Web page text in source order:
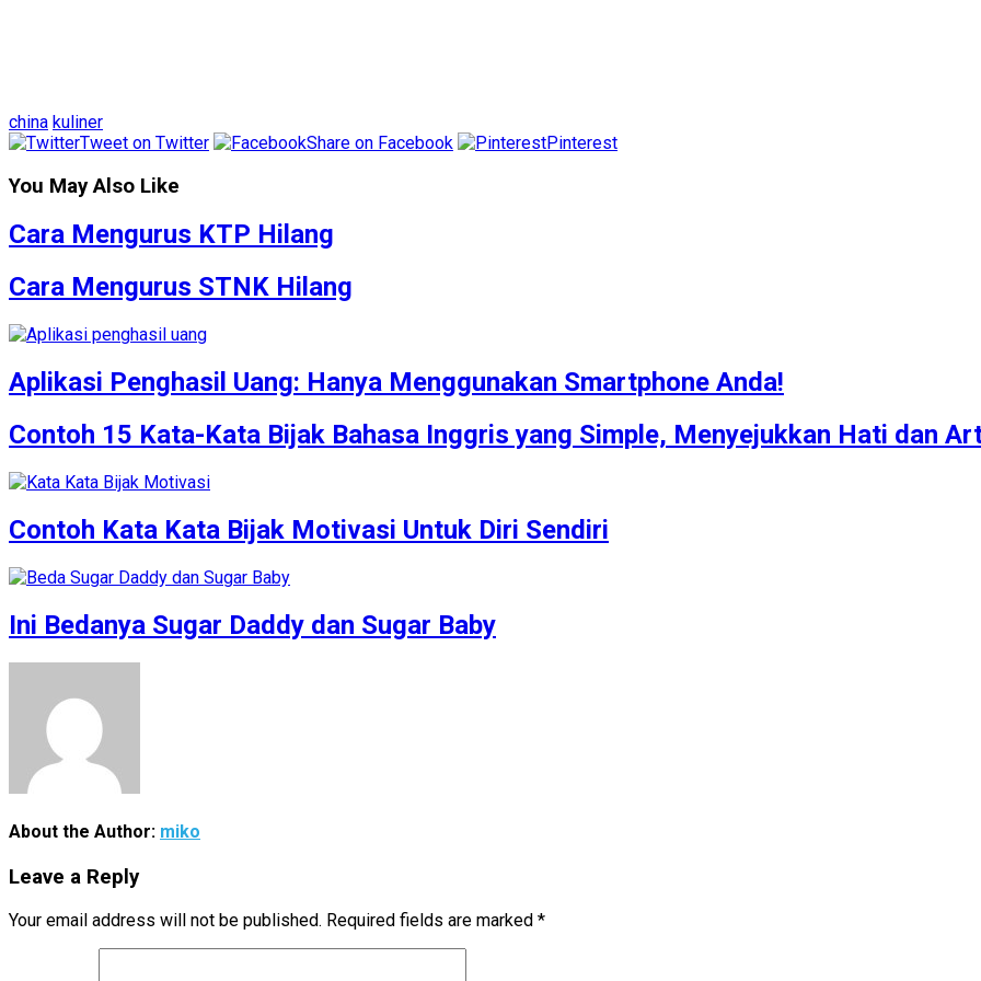
china kuliner
Tweet on Twitter
Share on Facebook Pinterest
You May Also Like
Cara Mengurus KTP Hilang
Cara Mengurus STNK Hilang
Aplikasi Penghasil Uang: Hanya Menggunakan Smartphone Anda!
Contoh 15 Kata-Kata Bijak Bahasa Inggris yang Simple, Menyejukkan Hati dan
Contoh Kata Kata Bijak Motivasi Untuk Diri Sendiri
Ini Bedanya Sugar Daddy dan Sugar Baby
About the Author: miko
Leave a Reply
Your email address will not be published. Required fields are marked *